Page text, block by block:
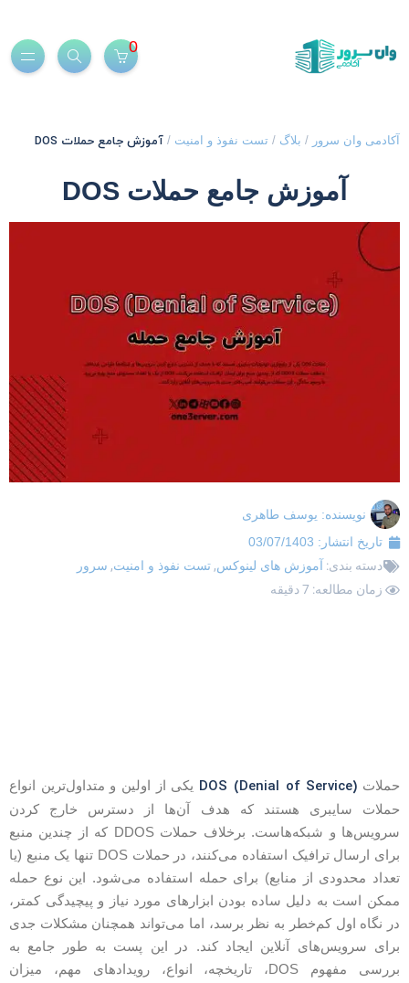
وان سرور / بلاگ/ تست نفوذ و امنیت/ آموزش جامع حملات DOS
آموزش جامع حملات DOS
نویسنده:یوسف طاهری
تاریخ انتشار: 03/07/1403
دسته بندی:آموزش های لینوکس, تست نفوذ و امنیت,سرور
زمان مطالعه: 7 دقیقه
DOS (Denial of Service)یکی از اولین و متداول‌ترین انواع
سایبری هستند که هدف آن‌ها از دسترس خارج کردن
سرویس‌ها و شبکه‌هاست. برخلاف حملات DDOS که از چندین منبع
برای ارسال ترافیک استفاده می‌کنند، در حملات DOS تنها یک منبع (یا
محدودی از منابع) برای حمله استفاده می‌شود. این نوع حمله
است به دلیل ساده بودن ابزارهای مورد نیاز و پیچیدگی کمتر،
نگاه اول کم‌خطر به نظر برسد، اما می‌تواند همچنان مشکلات جدی
سرویس‌های آنلاین ایجاد کند. در این پست به طور جامع به
بررسی مفهوم DOS، تاریخچه، انواع، رویدادهای مهم، میزان